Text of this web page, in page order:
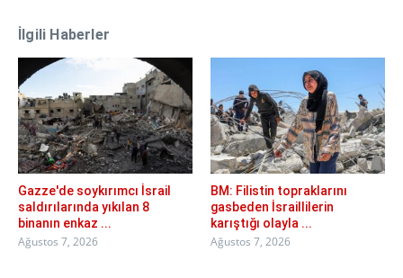
İlgili Haberler
Gazze'de soykırımcı İsrail
saldırılarında yıkılan 8
binanın enkaz ...
Ağustos 7, 2026
BM: Filistin topraklarını
gasbeden İsraillilerin
karıştığı olayla ...
Ağustos 7, 2026